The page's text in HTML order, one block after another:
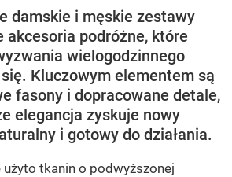
damskie i męskie zestawy
akcesoria podróżne, które
wielogodzinnego
Kluczowym elementem są
fasony i dopracowane detale,
elegancja zyskuje nowy
i gotowy do działania.
tkanin o podwyższonej